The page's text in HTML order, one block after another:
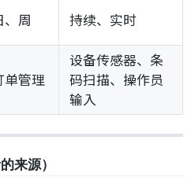
、周 持续、实时
单管理
设备传感器、条
码扫描、操作员
输入
来源）